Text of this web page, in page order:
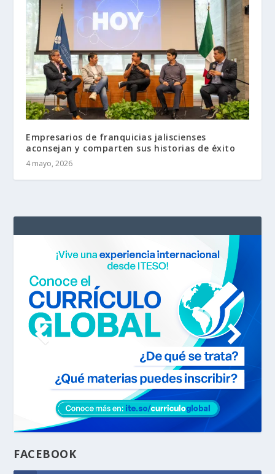
Empresarios de franquicias jaliscienses
aconsejan y comparten sus historias de éxito
4 mayo, 2026
FACEBOOK